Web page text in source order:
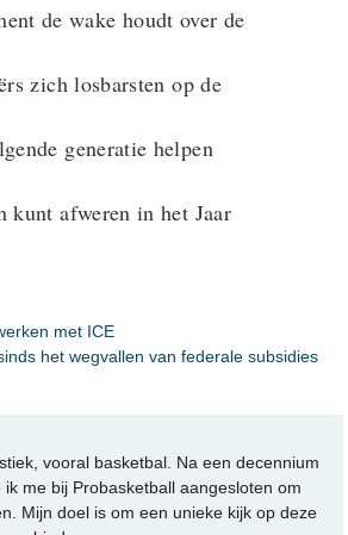
de wake houdt over de
zich losbarsten op de
generatie helpen
kunt afweren in het Jaar
met ICE
het wegvallen van federale subsidies
vooral basketbal. Na een decennium
me bij Probasketball aangesloten om
Mijn doel is om een unieke kijk op deze